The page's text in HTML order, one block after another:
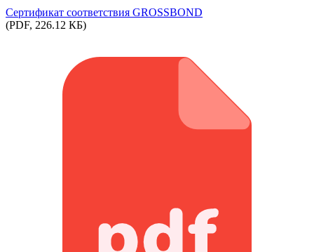
Сертификат соответствия GROSSBOND
(PDF, 226.12 КБ)